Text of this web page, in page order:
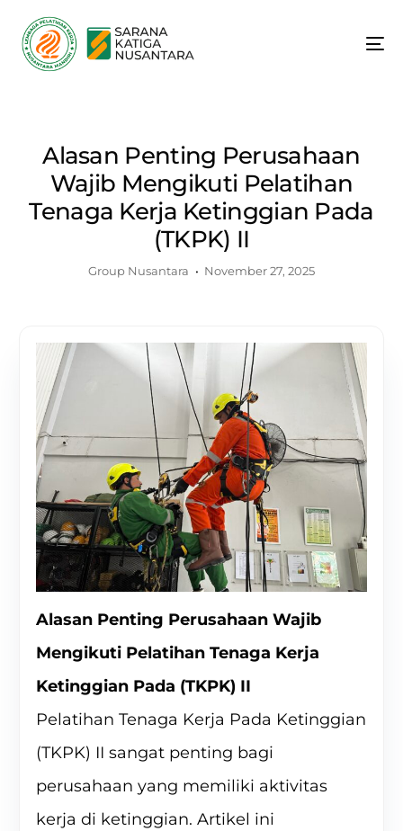
Alasan Penting Perusahaan
Wajib Mengikuti Pelatihan
Tenaga Kerja Ketinggian Pada
(TKPK) II
Group Nusantara November 27, 2025
Alasan Penting Perusahaan Wajib
Mengikuti Pelatihan Tenaga Kerja
Ketinggian Pada (TKPK) II
Pelatihan Tenaga Kerja Pada Ketinggian
(TKPK) II sangat penting bagi
perusahaan yang memiliki aktivitas
kerja di ketinggian. Artikel ini